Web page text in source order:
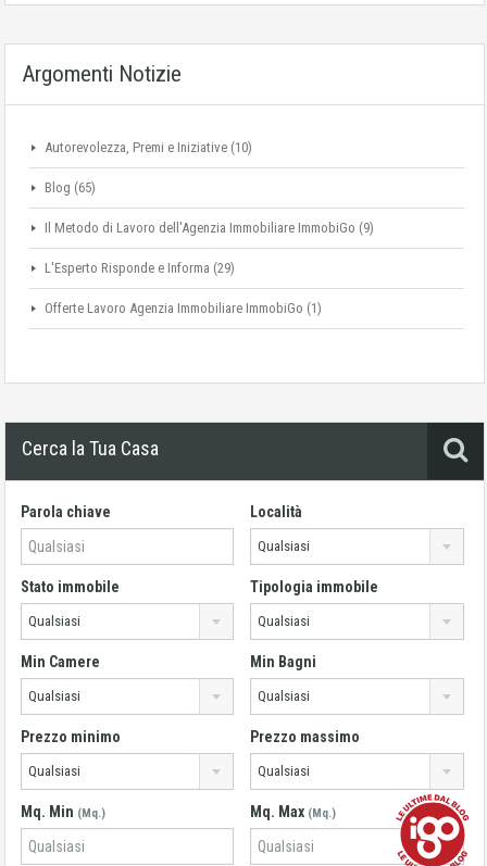
Argomenti Notizie
Autorevolezza, Premi e Iniziative (10)
Blog (65)
Il Metodo di Lavoro dell'Agenzia Immobiliare ImmobiGo (9)
L'Esperto Risponde e Informa (29)
Offerte Lavoro Agenzia Immobiliare ImmobiGo (1)
Cerca la Tua Casa
Parola chiave Località
Qualsiasi
Stato immobile
Qualsiasi
Tipologia immobile
Qualsiasi
Min Camere
Qualsiasi
Min Bagni
Qualsiasi
Prezzo minimo
Qualsiasi
Prezzo massimo
Qualsiasi
Mq. Min (Mq.) Mq. Max (Mq.)